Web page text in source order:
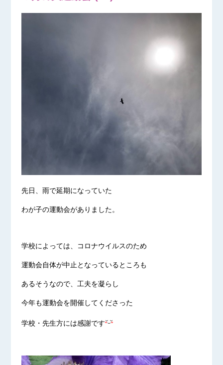
先日、雨で延期になっていた
わが子の運動会がありました。
学校によっては、コロナウイルスのため
運動会自体が中止となっているところも
あるそうなので、工夫を凝らし
今年も運動会を開催してくださった
学校・先生方には感謝です